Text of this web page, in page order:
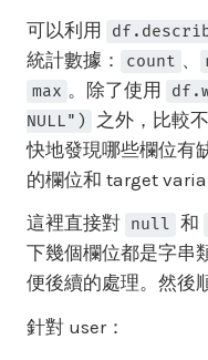
可以利用
統計數據：
count 、
max 。除了使用
NULL")
之外，比較
快地發現哪些欄位有
的欄位和 target
這裡直接對
null 和
下幾個欄位都是字串
便後續的處理。然後
針對 user：